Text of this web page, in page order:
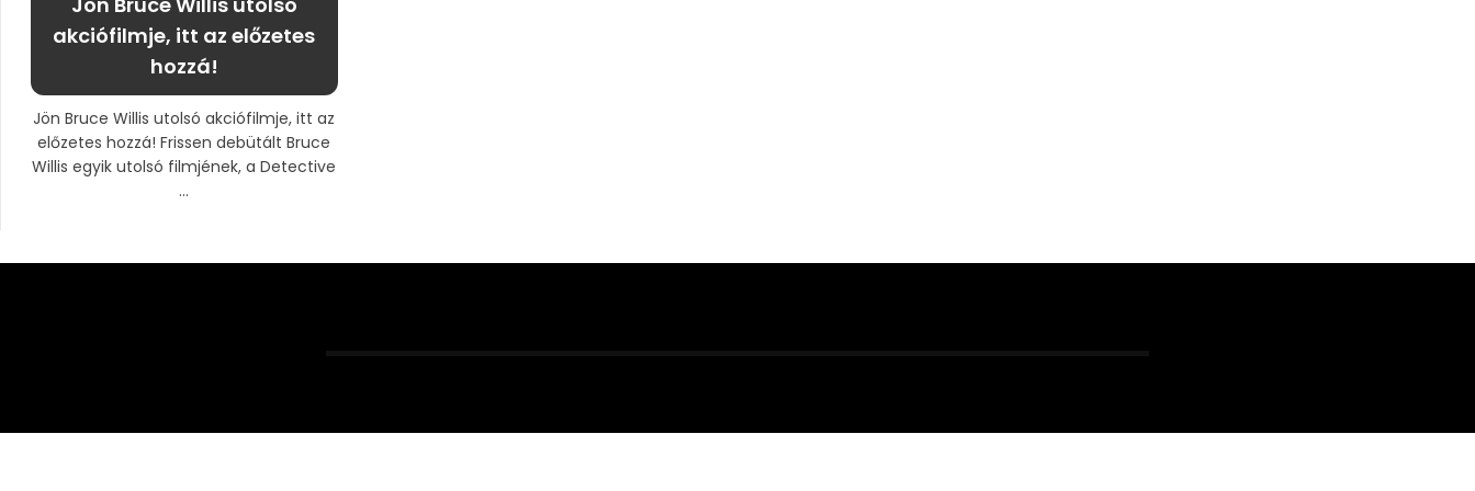
akciófilmje, itt az előzetes
hozzá!
Jön Bruce Willis utolsó akciófilmje, itt az
előzetes hozzá! Frissen debütált Bruce
Willis egyik utolsó filmjének, a Detective
...